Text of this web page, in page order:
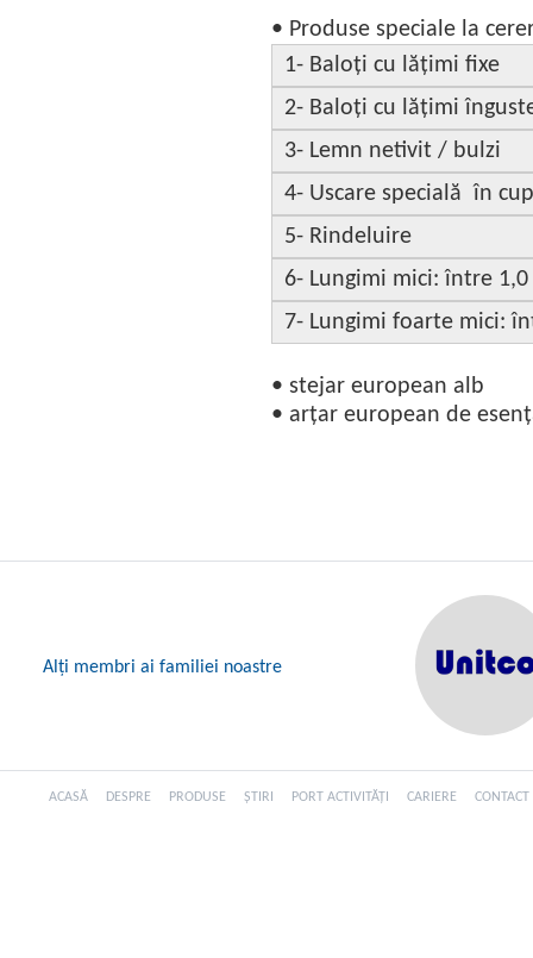
• Produse speciale la
1- Baloți cu lățimi fixe
2- Baloți cu lățimi
3- Lemn netivit / bulzi
4- Uscare specială în
5- Rindeluire
6- Lungimi mici: între 1,0
7- Lungimi foarte mici:
• stejar european alb
• arțar european de
Alți membri ai familiei noastre
ACASĂ DESPRE PRODUSE ȘTIRI PORT ACTIVITĂȚI CARIERE CONTACT